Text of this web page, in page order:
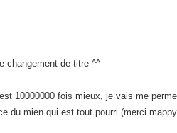
changement de titre ^^
10000000 fois mieux, je vais me
du mien qui est tout pourri (merci